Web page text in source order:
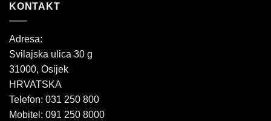
KONTAKT
Adresa:
Svilajska ulica 30 g
31000, Osijek
HRVATSKA
Telefon: 031 250 800
Mobitel: 091 250 8000